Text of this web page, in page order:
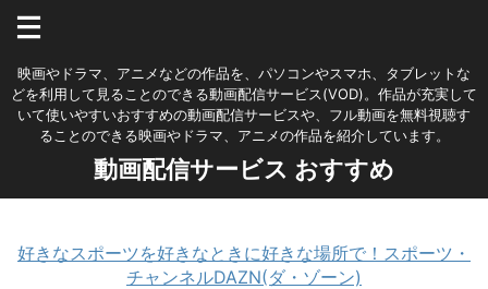
映画やドラマ、アニメなどの作品を、パソコンやスマホ、タブレットな
どを利用して見ることのできる動画配信サービス(VOD)。作品が充実して
いて使いやすいおすすめの動画配信サービスや、フル動画を無料視聴す
ることのできる映画やドラマ、アニメの作品を紹介しています。
動画配信サービス おすすめ
好きなスポーツを好きなときに好きな場所で！スポーツ・
チャンネルDAZN(ダ・ゾーン)